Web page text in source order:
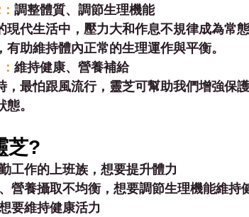
調整體質、調節生理機能
的現代生活中，壓力大和作息不規律成為常
，有助維持體內正常的生理運作與平衡。
維持健康、營養補給
時，最怕跟風流行，靈芝可幫助我們增強保
態。
芝?
工作的上班族，想要提升體力
營養攝取不均衡，想要調節生理機能維持
要維持健康活力